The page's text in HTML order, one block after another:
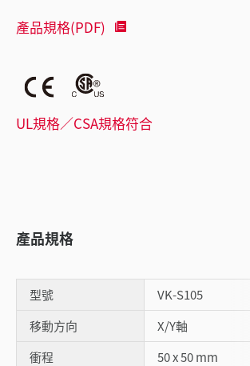
產品規格(PDF)
UL規格／CSA規格符合
產品規格
型號
VK-S105
移動方向
X/Y軸
衝程
50 x 50 mm